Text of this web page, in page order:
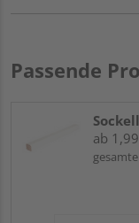
Passende
ab